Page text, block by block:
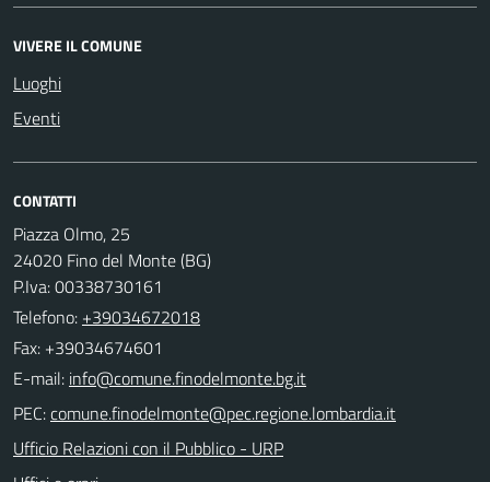
VIVERE IL COMUNE
Luoghi
Eventi
CONTATTI
Piazza Olmo, 25
24020 Fino del Monte (BG)
P.Iva: 00338730161
Telefono: +39034672018
Fax: +39034674601
E-mail:
PEC:
Ufficio Relazioni con il Pubblico - URP